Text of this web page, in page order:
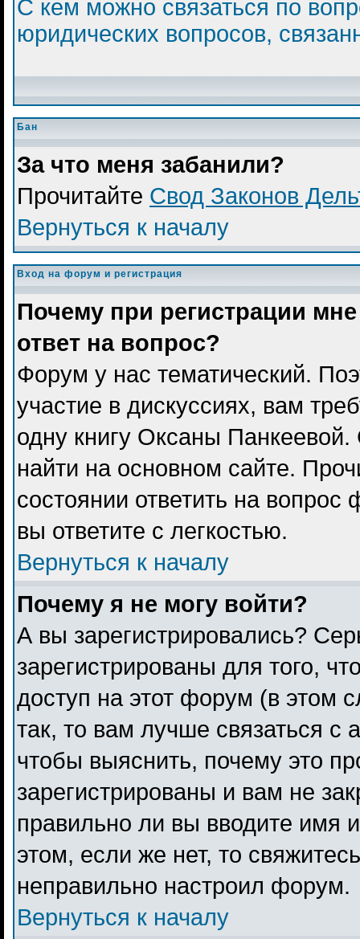
С кем можно связаться по
юридических вопросов,
Бан
За что меня забанили?
Прочитайте Свод Законов
Вернуться к началу
Вход на форум и регистрация
Почему при регистрации
ответ на вопрос?
Форум у нас тематический.
участие в дискуссиях, вам
одну книгу Оксаны
найти на основном сайте.
состоянии ответить на
вы ответите с легкостью.
Вернуться к началу
Почему я не могу войти?
А вы зарегистрировались?
зарегистрированы для того,
доступ на этот форум (в этом
так, то вам лучше связаться
чтобы выяснить, почему это
зарегистрированы и вам не
правильно ли вы вводите имя
этом, если же нет, то
неправильно настроил форум.
Вернуться к началу